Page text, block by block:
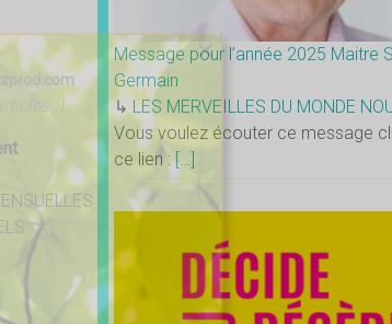
Message pour l’année 2025 Maitre
Germain
↳ LES MERVEILLES DU MONDE
Vous voulez écouter ce message
ce lien :[…]
×